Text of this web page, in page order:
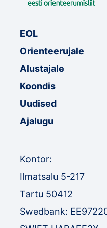
EOL
Orienteerujale
Alustajale
Koondis
Uudised
Ajalugu
Kontor:
Ilmatsalu 5-217
Tartu 50412
Swedbank: